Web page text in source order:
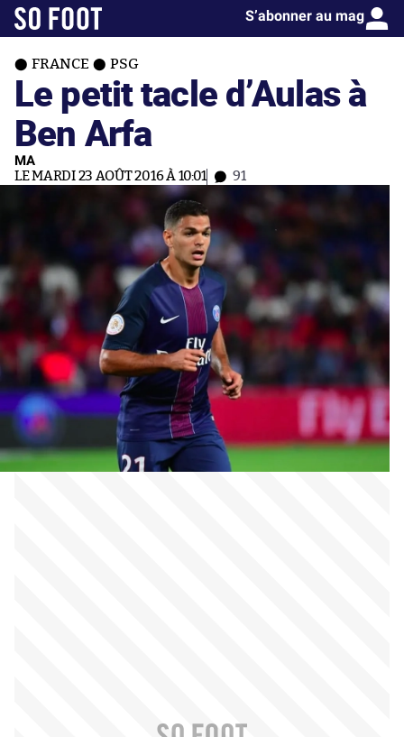
S’abonner au mag
FRANCE PSG
Le petit tacle d’Aulas à
Ben Arfa
MA
LE MARDI 23 AOÛT 2016 À 10:01 91